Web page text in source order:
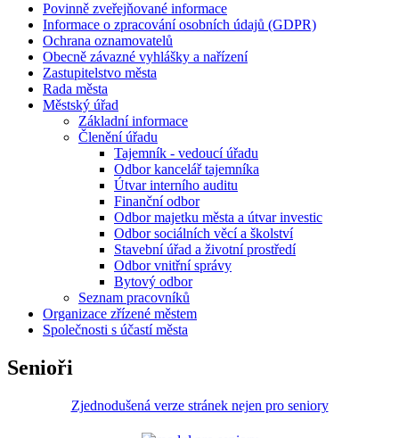
Povinně zveřejňované informace
Informace o zpracování osobních údajů (GDPR)
Ochrana oznamovatelů
Obecně závazné vyhlášky a nařízení
Zastupitelstvo města
Rada města
Městský úřad
Základní informace
Členění úřadu
Tajemník - vedoucí úřadu
Odbor kancelář tajemníka
Útvar interního auditu
Finanční odbor
Odbor majetku města a útvar investic
Odbor sociálních věcí a školství
Stavební úřad a životní prostředí
Odbor vnitřní správy
Bytový odbor
Seznam pracovníků
Organizace zřízené městem
Společnosti s účastí města
Senioři
Zjednodušená verze stránek nejen pro seniory